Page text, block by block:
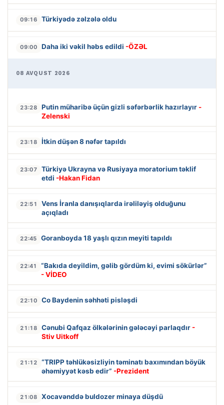
09:16 Türkiyədə zəlzələ oldu
09:00 Daha iki vəkil həbs edildi -ÖZƏL
08 AVQUST 2026
23:28 Putin müharibə üçün gizli səfərbərlik hazırlayır -
Zelenski
23:18 İtkin düşən 8 nəfər tapıldı
23:07
Türkiyə Ukrayna və Rusiyaya moratorium təklif
etdi -Hakan Fidan
22:51
Vens İranla danışıqlarda irəliləyiş olduğunu
açıqladı
22:45 Goranboyda 18 yaşlı qızın meyiti tapıldı
22:41
“Bakıda deyildim, gəlib gördüm ki, evimi sökürlər”
- VİDEO
22:10 Co Baydenin səhhəti pisləşdi
21:18 Cənubi Qafqaz ölkələrinin gələcəyi parlaqdır -
Stiv Uitkoff
21:12
“TRIPP təhlükəsizliyin təminatı baxımından böyük
əhəmiyyət kəsb edir” -Prezident
21:08 Xocavənddə buldozer minaya düşdü